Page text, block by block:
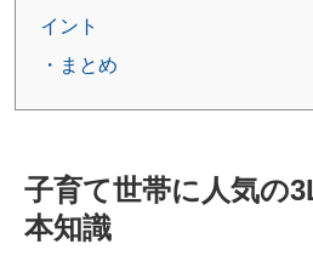
イント
・まとめ
子育て世帯に人気の
本知識